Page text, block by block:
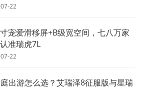
22
宠爱滑移屏+B级宽空间，七八万家
准瑞虎7L
22
出游怎么选？艾瑞泽8征服版与星瑞